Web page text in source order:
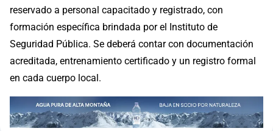
reservado a personal capacitado y registrado, con
formación específica brindada por el Instituto de
Seguridad Pública. Se deberá contar con documentación
acreditada, entrenamiento certificado y un registro formal
en cada cuerpo local.